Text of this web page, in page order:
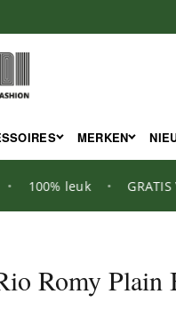
MERKEN
100% leuk • GRATIS
Romy Plain